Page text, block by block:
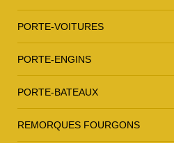
PORTE-VOITURES
PORTE-ENGINS
PORTE-BATEAUX
REMORQUES FOURGONS